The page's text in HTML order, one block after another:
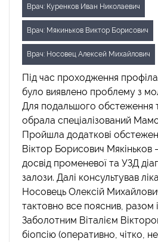
Врач: Куренков Иван Николаевич
Врач: Мякиньков Виктор Борисович
Врач: Носовец Алексей Михайлович
Під час проходження
було виявлено проблему з
Для подальшого обстеження
обрала спеціалізований
Пройшла додаткові
Віктор Борисович Мякіньков
досвід променевої та УЗД
залози. Далі консультував
Носовець Олексій
тактовно все пояснив, разом
Заболотним Віталієм
біопсію (оперативно, чітко,